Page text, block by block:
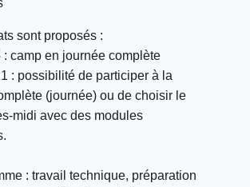
sont proposés :
: camp en journée complète
: possibilité de participer à la
(journée) ou de choisir le
midi avec des modules
: travail technique, préparation